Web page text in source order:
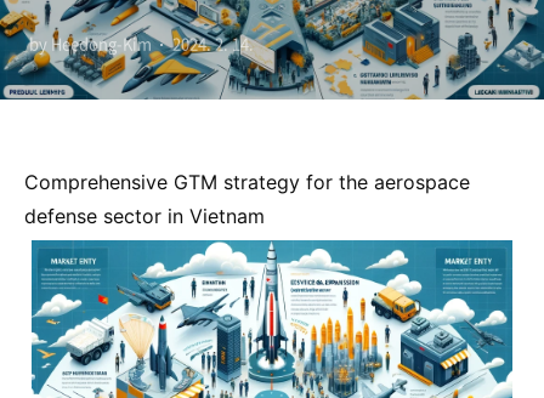
by Heedong-Kim 2024. 2. 14.
Comprehensive GTM strategy for the aerospace
defense sector in Vietnam